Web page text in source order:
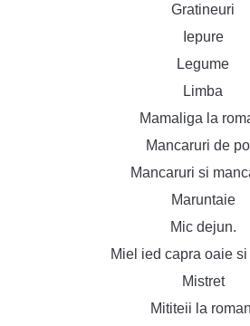
Gratineuri
Iepure
Legume
Limba
Mamaliga la
Mancaruri de
Mancaruri si
Maruntaie
Mic dejun.
Miel ied capra oaie
Mistret
Mititeii la